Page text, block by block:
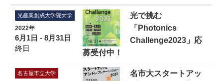
光産業創成大学院大学
2022年
6月1日 - 8月31日
終日
光で挑む
「Photonics
Challenge2023」応
募受付中！
名古屋市立大学
名市大スタートアッ